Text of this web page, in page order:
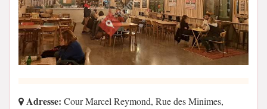
Adresse: Cour Marcel Reymond, Rue des Minimes,